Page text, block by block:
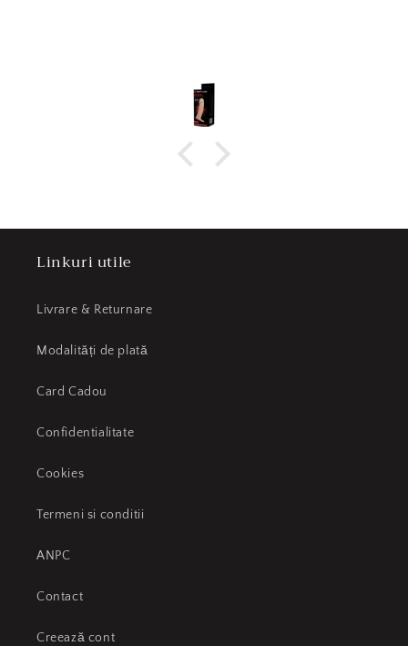
Linkuri utile
Livrare & Returnare
Modalități de plată
Card Cadou
Confidentialitate
Cookies
Termeni si conditii
ANPC
Contact
Creează cont